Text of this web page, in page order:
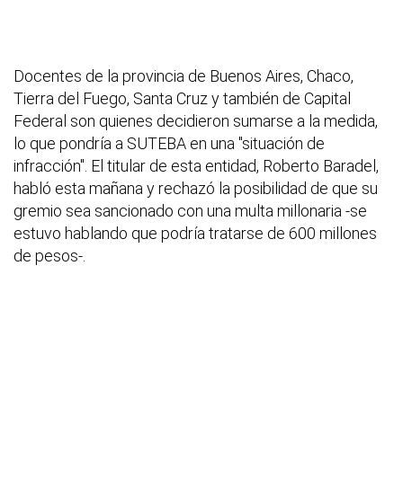
Docentes de la provincia de Buenos Aires, Chaco,
Tierra del Fuego, Santa Cruz y también de Capital
Federal son quienes decidieron sumarse a la medida,
lo que pondría a SUTEBA en una "situación de
infracción". El titular de esta entidad, Roberto Baradel,
habló esta mañana y rechazó la posibilidad de que su
gremio sea sancionado con una multa millonaria -se
estuvo hablando que podría tratarse de 600 millones
de pesos-.